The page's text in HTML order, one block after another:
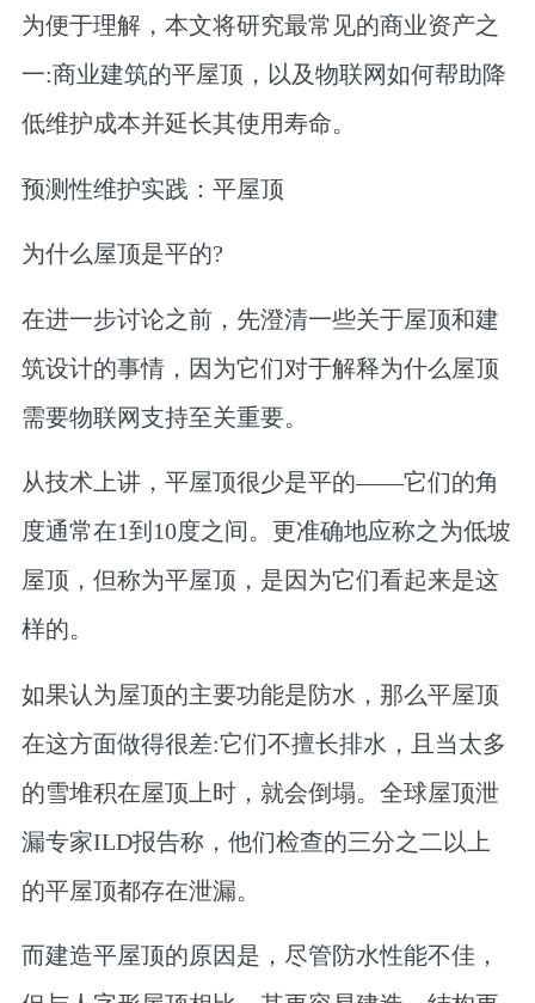
为便于理解，本文将研究最常见的商业资产之
一:商业建筑的平屋顶，以及物联网如何帮助降
低维护成本并延长其使用寿命。
预测性维护实践：平屋顶
为什么屋顶是平的?
在进一步讨论之前，先澄清一些关于屋顶和建
筑设计的事情，因为它们对于解释为什么屋顶
需要物联网支持至关重要。
从技术上讲，平屋顶很少是平的——它们的角
度通常在1到10度之间。更准确地应称之为低坡
屋顶，但称为平屋顶，是因为它们看起来是这
样的。
如果认为屋顶的主要功能是防水，那么平屋顶
在这方面做得很差:它们不擅长排水，且当太多
的雪堆积在屋顶上时，就会倒塌。全球屋顶泄
漏专家ILD报告称，他们检查的三分之二以上
的平屋顶都存在泄漏。
而建造平屋顶的原因是，尽管防水性能不佳，